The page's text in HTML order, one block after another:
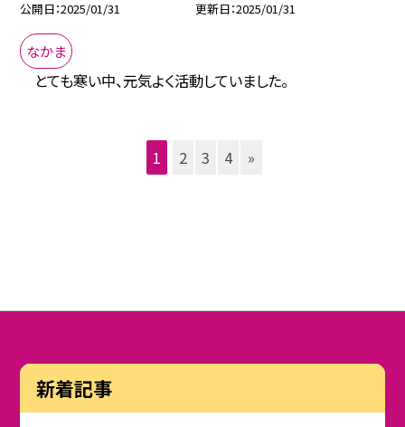
公開日 2025/01/31 更新日 2025/01/31
なかま
とても寒い中、元気よく活動していました。
1 2 3 4 »
新着記事